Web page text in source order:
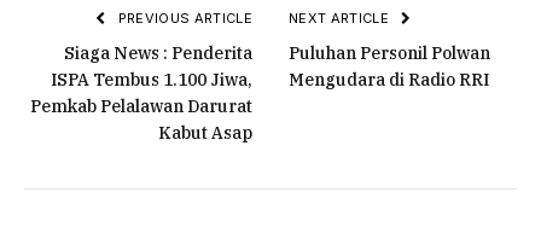
PREVIOUS ARTICLE
Siaga News : Penderita
ISPA Tembus 1.100 Jiwa,
Pemkab Pelalawan Darurat
Kabut Asap
NEXT ARTICLE
Puluhan Personil Polwan
Mengudara di Radio RRI